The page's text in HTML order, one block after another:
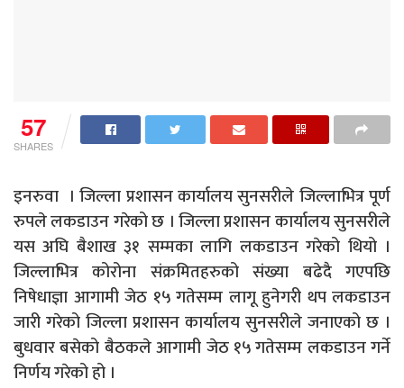
57
SHARES
इनरुवा । जिल्ला प्रशासन कार्यालय सुनसरीले जिल्लाभित्र पूर्ण
रुपले लकडाउन गरेको छ । जिल्ला प्रशासन कार्यालय सुनसरीले
यस अघि बैशाख ३१ सम्मका लागि लकडाउन गरेको थियो ।
जिल्लाभित्र कोरोना संक्रमितहरुको संख्या बढेदै गएपछि
निषेधाज्ञा आगामी जेठ १५ गतेसम्म लागू हुनेगरी थप लकडाउन
जारी गरेको जिल्ला प्रशासन कार्यालय सुनसरीले जनाएको छ ।
बुधवार बसेको बैठकले आगामी जेठ १५ गतेसम्म लकडाउन गर्ने
निर्णय गरेको हो ।